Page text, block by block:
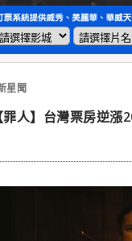
星聞
人】台灣票房逆漲